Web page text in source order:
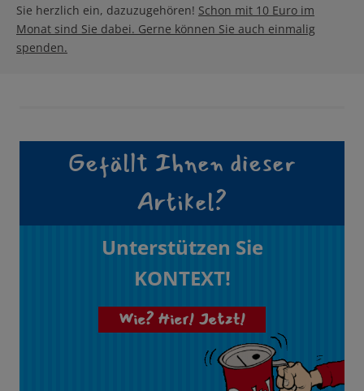
Sie herzlich ein, dazuzugehören! Schon mit 10 Euro im
Monat sind Sie dabei. Gerne können Sie auch einmalig
spenden.
Gefällt Ihnen dieser
Artikel?
Unterstützen Sie
KONTEXT!
Wie? Hier! Jetzt!